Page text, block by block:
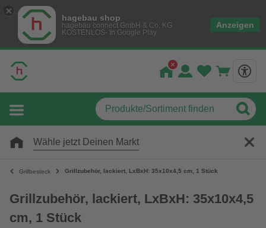
hagebau shop
hagebau connect GmbH & Co. KG
KOSTENLOS- In Google Play
Anzeigen
Wähle jetzt Deinen Markt
Grillbesteck Grillzubehör, lackiert, LxBxH: 35x10x4,5 cm, 1 Stück
Grillzubehör, lackiert, LxBxH: 35x10x4,5
cm, 1 Stück